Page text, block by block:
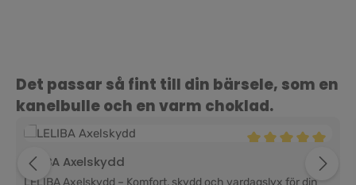
Hoppa över produktgalleri
Det passar så fint till din bärsele, som en
kanelbulle och en varm choklad.
Genomsnittligt
LELIBA Axelskydd
LELIBA Axelskydd – Komfort, skydd och vardagslyx för din